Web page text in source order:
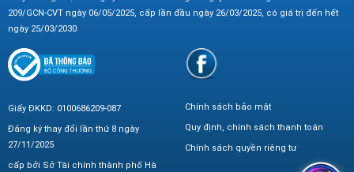
209/GCN-CVT ngày 06/05/2025, cấp lần đầu ngày 26/03/2025, có giá trị đến hết
ngày 25/03/2030
Giấy ĐKKD: 0100686209-087
Đăng ký thay đổi lần thứ 8 ngày
27/11/2025
cấp bởi Sở Tài chính thành phố Hà
Chính sách bảo mật
Quy định, chính sách thanh toán
Chính sách quyền riêng tư